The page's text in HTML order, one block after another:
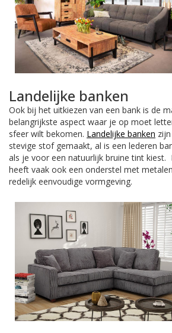
Landelijke banken
Ook bij het uitkiezen van een bank is de
belangrijkste aspect waar je op moet
sfeer wilt bekomen. Landelijke banken
stevige stof gemaakt, al is een lederen
als je voor een natuurlijk bruine tint kiest.
heeft vaak ook een onderstel met
redelijk eenvoudige vormgeving.